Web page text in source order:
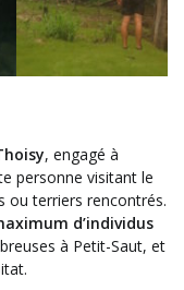
, engagé à
personne visitant le
ou terriers rencontrés.
d’individus
à Petit-Saut, et